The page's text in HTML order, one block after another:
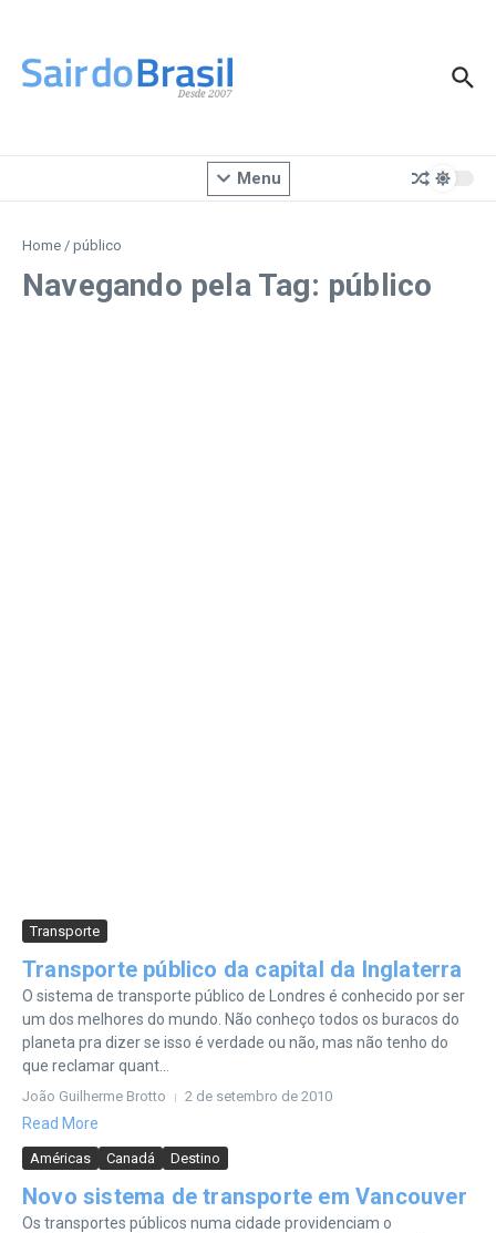
Menu
Home / público
Navegando pela Tag: público
Transporte
Transporte público da capital da Inglaterra
O sistema de transporte público de Londres é conhecido por ser
um dos melhores do mundo. Não conheço todos os buracos do
planeta pra dizer se isso é verdade ou não, mas não tenho do
que reclamar quant...
João Guilherme Brotto 2 de setembro de 2010
Read More
Américas Canadá Destino
Novo sistema de transporte em Vancouver
Os transportes públicos numa cidade providenciam o